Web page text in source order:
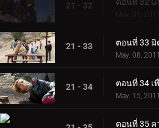
21 - 32
21 - 33
May. 08, 2011
21 - 34
May. 15, 2011